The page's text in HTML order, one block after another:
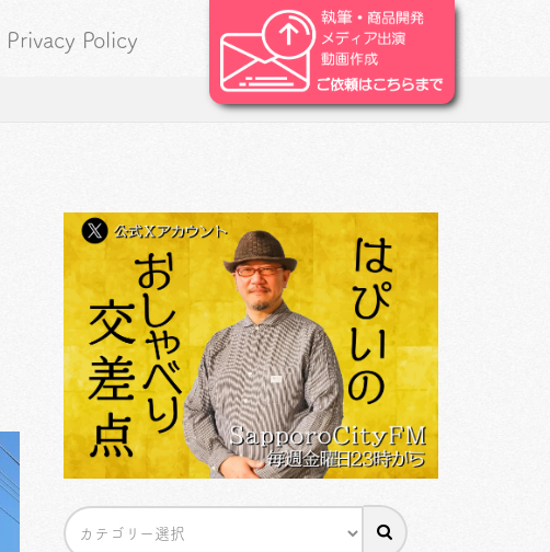
Privacy Policy